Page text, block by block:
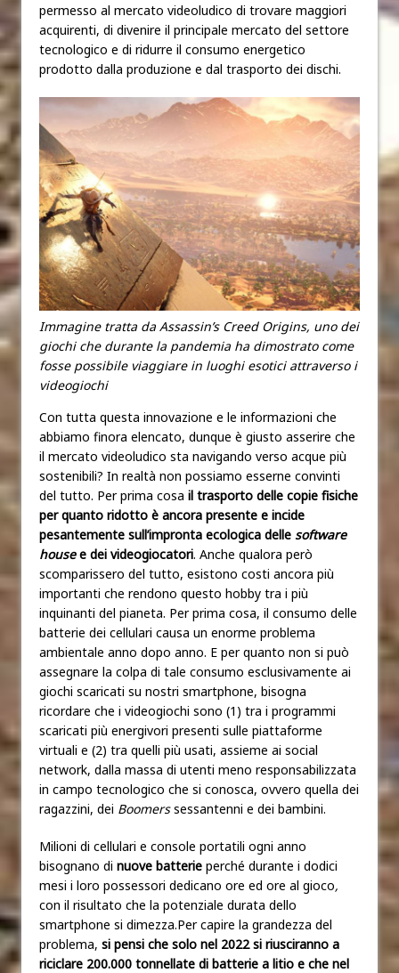
permesso al mercato videoludico di trovare maggiori
acquirenti, di divenire il principale mercato del settore
tecnologico e di ridurre il consumo energetico
prodotto dalla produzione e dal trasporto dei dischi.
Immagine tratta da Assassin’s Creed Origins, uno dei
giochi che durante la pandemia ha dimostrato come
fosse possibile viaggiare in luoghi esotici attraverso i
videogiochi
Con tutta questa innovazione e le informazioni che
abbiamo finora elencato, dunque è giusto asserire che
il mercato videoludico sta navigando verso acque più
sostenibili? In realtà non possiamo esserne convinti
del tutto. Per prima cosa il trasporto delle copie fisiche
per quanto ridotto è ancora presente e incide
pesantemente sull’impronta ecologica delle software
housee dei videogiocatori. Anche qualora però
scomparissero del tutto, esistono costi ancora più
importanti che rendono questo hobby tra i più
inquinanti del pianeta. Per prima cosa, il consumo delle
batterie dei cellulari causa un enorme problema
ambientale anno dopo anno. E per quanto non si può
assegnare la colpa di tale consumo esclusivamente ai
giochi scaricati su nostri smartphone, bisogna
ricordare che i videogiochi sono (1) tra i programmi
scaricati più energivori presenti sulle piattaforme
virtuali e (2) tra quelli più usati, assieme ai social
network, dalla massa di utenti meno responsabilizzata
in campo tecnologico che si conosca, ovvero quella dei
ragazzini, dei Boomerssessantenni e dei bambini.
Milioni di cellulari e console portatili ogni anno
bisognano di nuove batterie perché durante i dodici
mesi i loro possessori dedicano ore ed ore al gioco,
con il risultato che la potenziale durata dello
smartphone si dimezza.Per capire la grandezza del
problema, si pensi che solo nel 2022 si riusciranno a
riciclare 200.000 tonnellate di batterie a litio e che nel